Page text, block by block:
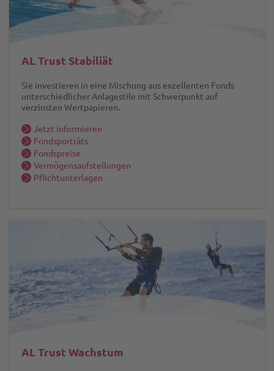
AL Trust Stabiliät
Sie investieren in eine Mischung aus exzellenten Fonds
unterschiedlicher Anlagestile mit Schwerpunkt auf
verzinsten Wertpapieren.
Jetzt informieren
Fondsporträts
Fondspreise
Vermögensaufstellungen
Pflichtunterlagen
AL Trust Wachstum